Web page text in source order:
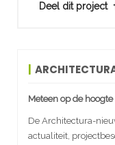
Deel dit project
Meteen op de
De Architectura-
actualiteit,